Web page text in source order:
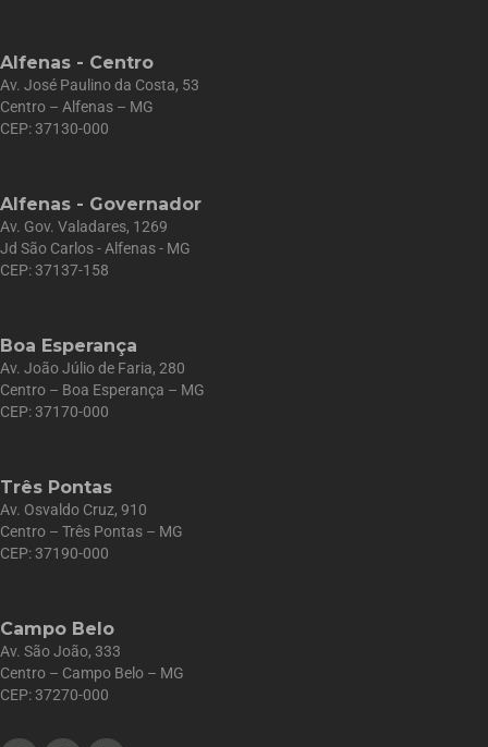
Alfenas - Centro
Av. José Paulino da Costa, 53
Centro – Alfenas – MG
CEP: 37130-000
Alfenas - Governador
Av. Gov. Valadares, 1269
Jd São Carlos - Alfenas - MG
CEP: 37137-158
Boa Esperança
Av. João Júlio de Faria, 280
Centro – Boa Esperança – MG
CEP: 37170-000
Três Pontas
Av. Osvaldo Cruz, 910
Centro – Três Pontas – MG
CEP: 37190-000
Campo Belo
Av. São João, 333
Centro – Campo Belo – MG
CEP: 37270-000